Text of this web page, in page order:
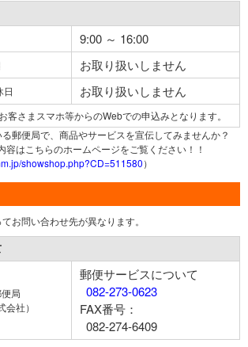
9:00 ～ 16:00
お取り扱いしません
日 お取り扱いしません
客さまスマホ等からのWebでの申込みとなります。
郵便局で、商品やサービスを宣伝してみませんか？
はこちらのホームページをご覧ください！！
showshop.php?CD=511580）
お問い合わせ先が異なります。
局
会社）
郵便サービスについて
082-273-0623
FAX番号：
082-274-6409